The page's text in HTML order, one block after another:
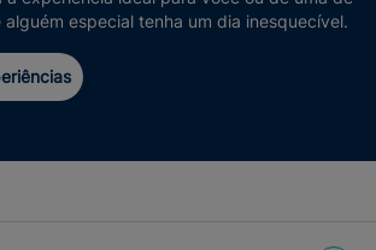
especial tenha um dia inesquecível.